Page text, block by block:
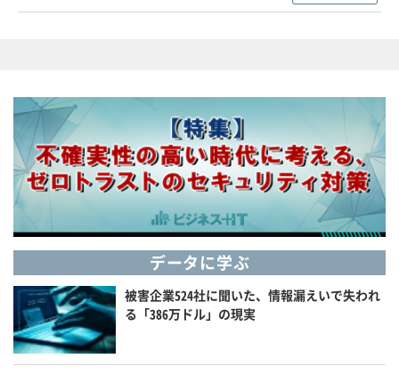
データに学ぶ
被害企業524社に聞いた、情報漏えいで失われ
る「386万ドル」の現実